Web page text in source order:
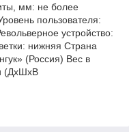
мм: не более
пользователя:
устройство:
нижняя Страна
(Россия) Вес в
(ДхШхВ